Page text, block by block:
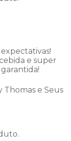
e super
e Seus